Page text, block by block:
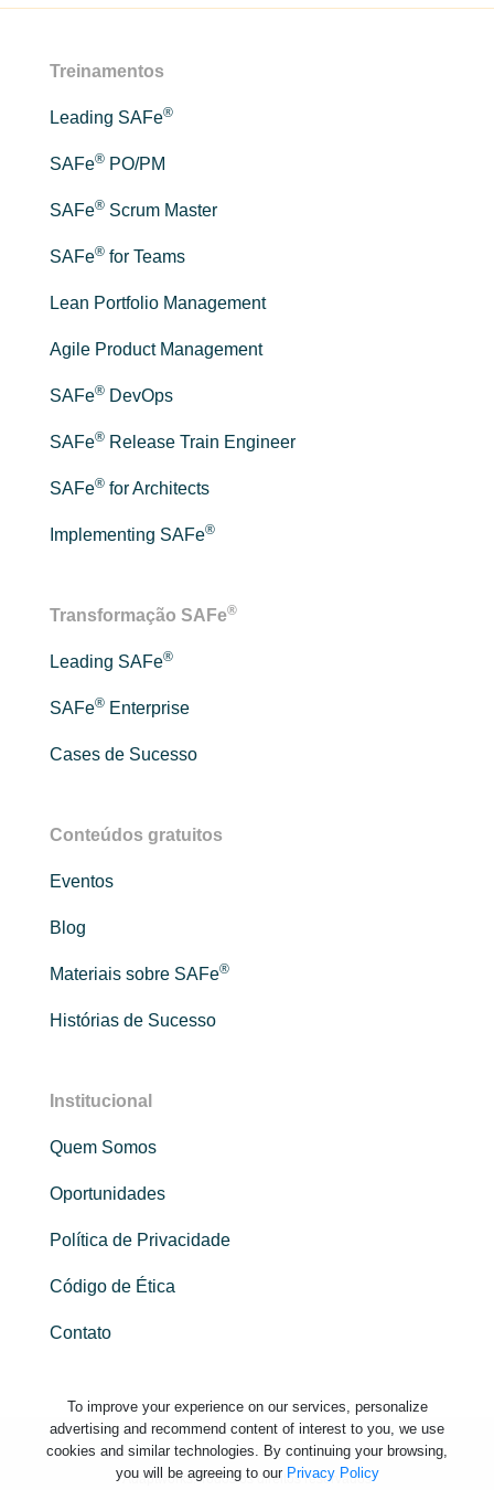
Treinamentos
Leading SAFe®
SAFe® PO/PM
SAFe® Scrum Master
SAFe® for Teams
Lean Portfolio Management
Agile Product Management
SAFe® DevOps
SAFe® Release Train Engineer
SAFe® for Architects
Implementing SAFe®
Transformação SAFe®
Leading SAFe®
SAFe® Enterprise
Cases de Sucesso
Conteúdos gratuitos
Eventos
Blog
Materiais sobre SAFe®
Histórias de Sucesso
Institucional
Quem Somos
Oportunidades
Política de Privacidade
Código de Ética
Contato
Adaptworks. Todos os direitos reservados
To improve your experience on our services, personalize
advertising and recommend content of interest to you, we use
cookies and similar technologies. By continuing your browsing,
you will be agreeing to our Privacy Policy